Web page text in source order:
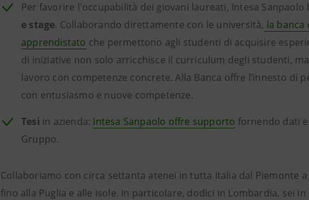
Per favorire l'occupabilità dei giovani laureati, Intesa Sanpaolo
e stage. Collaborando direttamente con le università, la
apprendistato che permettono agli studenti di acquisire
di iniziative non solo arricchisce il curriculum degli studenti,
lavoro con competenze concrete. Alla Banca offre l’innesto di
con entusiasmo e nuove competenze.
Tesi in azienda: Intesa Sanpaolo offre supporto fornendo dati
Gruppo.
Collaboriamo con circa settanta atenei in tutta Italia dal Piemonte
fino alla Puglia e alle isole. In particolare, dodici in Lombardia, sei